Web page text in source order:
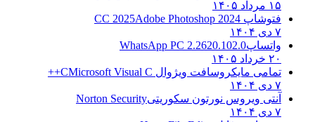
فتوشاپ CC 2025Adobe Photoshop 2024
واتساپWhatsApp PC 2.2620.102.0
تمامی مایکروسافت ویژوال CMicrosoft Visual C++
آنتی ویروس نورتون سکوریتیNorton Security